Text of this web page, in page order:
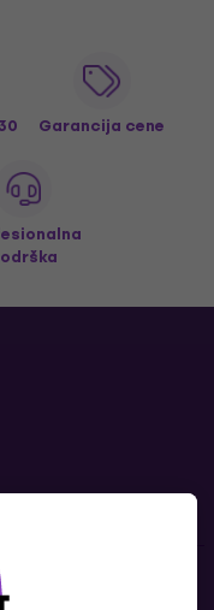
Garancija cene